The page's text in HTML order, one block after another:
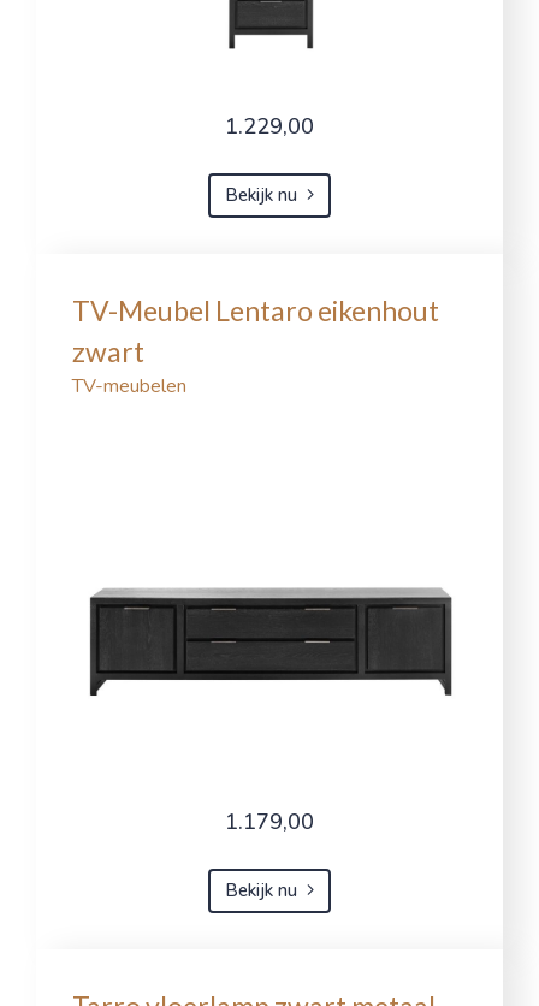
1.229,00
Bekijk nu
TV-Meubel Lentaro eikenhout
zwart
TV-meubelen
1.179,00
Bekijk nu